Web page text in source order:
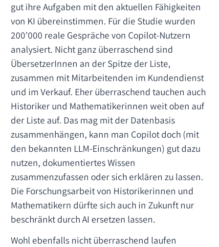
gut ihre Aufgaben mit den aktuellen Fähigkeiten
von KI übereinstimmen. Für die Studie wurden
200’000 reale Gespräche von Copilot-Nutzern
analysiert. Nicht ganz überraschend sind
ÜbersetzerInnen an der Spitze der Liste,
zusammen mit Mitarbeitenden im Kundendienst
und im Verkauf. Eher überraschend tauchen auch
Historiker und Mathematikerinnen weit oben auf
der Liste auf. Das mag mit der Datenbasis
zusammenhängen, kann man Copilot doch (mit
den bekannten LLM-Einschränkungen) gut dazu
nutzen, dokumentiertes Wissen
zusammenzufassen oder sich erklären zu lassen.
Die Forschungsarbeit von Historikerinnen und
Mathematikern dürfte sich auch in Zukunft nur
beschränkt durch AI ersetzen lassen.
Wohl ebenfalls nicht überraschend laufen